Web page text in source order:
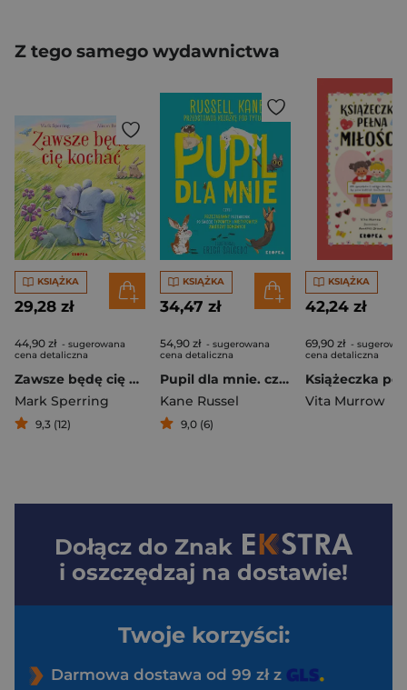
Z tego samego wydawnictwa
KSIĄŻKA
29,28 zł
44,90 zł - sugerowana
cena detaliczna
Zawsze będę cię kochać
Mark Sperring
9,3 (12)
KSIĄŻKA
34,47 zł
54,90 zł - sugerowana
cena detaliczna
Pupil dla mnie. czyli przezabawny przewodnik po świecie typowych i nietypowych zwierząt domowych
Kane Russel
9,0 (6)
KSIĄŻKA
42,24 zł
69,90 zł -
cena detaliczna
Vita Murrow
Dołącz do Znak
i oszczędzaj na dostawie!
Twoje korzyści:
Darmowa dostawa od 99 zł z